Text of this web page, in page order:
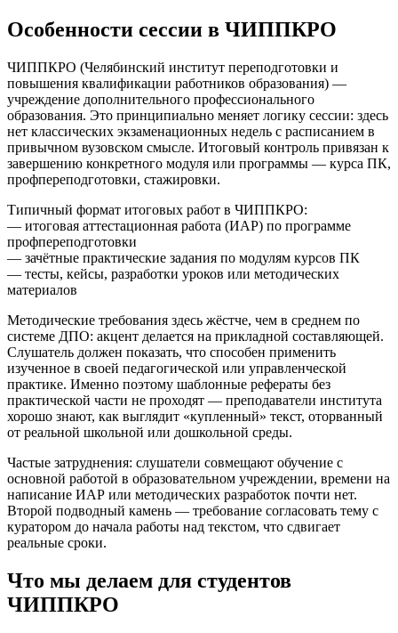
Особенности сессии в ЧИППКРО
ЧИППКРО (Челябинский институт переподготовки и
повышения квалификации работников образования) —
учреждение дополнительного профессионального
образования. Это принципиально меняет логику сессии: здесь
нет классических экзаменационных недель с расписанием в
привычном вузовском смысле. Итоговый контроль привязан к
завершению конкретного модуля или программы — курса ПК,
профпереподготовки, стажировки.
Типичный формат итоговых работ в ЧИППКРО:
— итоговая аттестационная работа (ИАР) по программе
профпереподготовки
— зачётные практические задания по модулям курсов ПК
— тесты, кейсы, разработки уроков или методических
материалов
Методические требования здесь жёстче, чем в среднем по
системе ДПО: акцент делается на прикладной составляющей.
Слушатель должен показать, что способен применить
изученное в своей педагогической или управленческой
практике. Именно поэтому шаблонные рефераты без
практической части не проходят — преподаватели института
хорошо знают, как выглядит «купленный» текст, оторванный
от реальной школьной или дошкольной среды.
Частые затруднения: слушатели совмещают обучение с
основной работой в образовательном учреждении, времени на
написание ИАР или методических разработок почти нет.
Второй подводный камень — требование согласовать тему с
куратором до начала работы над текстом, что сдвигает
реальные сроки.
Что мы делаем для студентов
ЧИППКРО